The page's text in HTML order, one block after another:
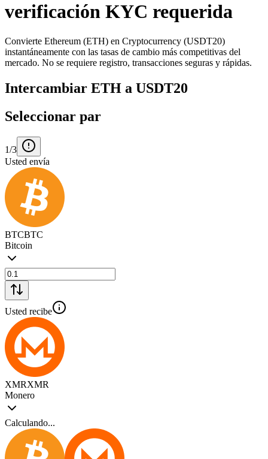
verificación KYC requerida
Convierte Ethereum (ETH) en Cryptocurrency (USDT20)
instantáneamente con las tasas de cambio más competitivas del
mercado. No se requiere registro, transacciones seguras y rápidas.
Intercambiar ETH a USDT20
Seleccionar par
1/3
Usted envía
BTCBTC
Bitcoin
Usted recibe
XMRXMR
Monero
Calculando...